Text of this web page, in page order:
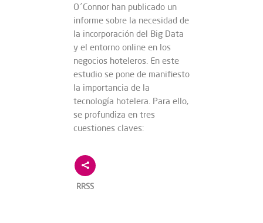
O´Connor han publicado un
informe sobre la necesidad de
la incorporación del Big Data
y el entorno online en los
negocios hoteleros. En este
estudio se pone de manifiesto
la importancia de la
tecnología hotelera. Para ello,
se profundiza en tres
cuestiones claves:
RRSS